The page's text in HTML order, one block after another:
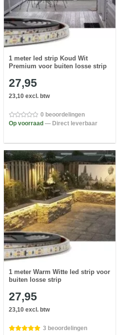
1 meter led strip Koud Wit
Premium voor buiten losse strip
27,95
23,10 excl. btw
0 beoordelingen
Op voorraad — Direct leverbaar
1 meter Warm Witte led strip voor
buiten losse strip
27,95
23,10 excl. btw
3 beoordelingen